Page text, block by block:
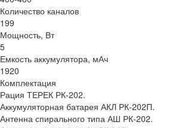
Количество каналов
199
Мощность, Вт
5
Емкость аккумулятора, мАч
1920
Комплектация
Рация ТЕРЕК РК-202.
Аккумуляторная батарея АКЛ РК-202П.
Антенна спирального типа АШ РК-202.